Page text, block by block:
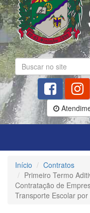
Início
Contratos
Primeiro Termo
Contratação de
Transporte Escolar